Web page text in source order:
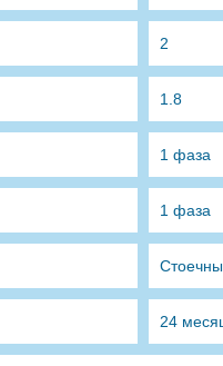
2
1.8
1 фаза
1 фаза
24